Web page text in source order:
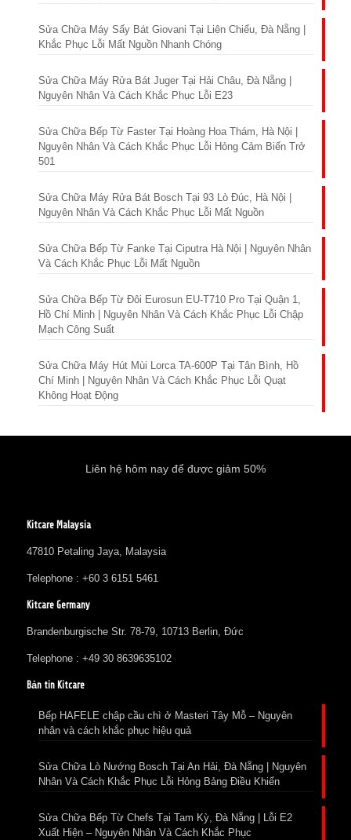
Sửa Chữa Máy Sấy Bát Giovani Tại Liên Chiểu, Đà Nẵng |
Khắc Phục Lỗi Mất Nguồn Nhanh Chóng
Sửa Chữa Máy Rửa Bát Juger Tại Hải Châu, Đà Nẵng |
Nguyên Nhân Và Cách Khắc Phục Lỗi E23
Sửa Chữa Bếp Từ Faster Tại Hoàng Hoa Thám, Hà Nội |
Nguyên Nhân Và Cách Khắc Phục Lỗi Hỏng Cảm Biến Trở
501
Sửa Chữa Máy Rửa Bát Bosch Tại 93 Lò Đúc, Hà Nội |
Nguyên Nhân Và Cách Khắc Phục Lỗi Mất Nguồn
Sửa Chữa Bếp Từ Fanke Tại Ciputra Hà Nội | Nguyên Nhân
Và Cách Khắc Phục Lỗi Mất Nguồn
Sửa Chữa Bếp Từ Đôi Eurosun EU-T710 Pro Tại Quận 1,
Hồ Chí Minh | Nguyên Nhân Và Cách Khắc Phục Lỗi Chập
Mạch Công Suất
Sửa Chữa Máy Hút Mùi Lorca TA-600P Tại Tân Bình, Hồ
Chí Minh | Nguyên Nhân Và Cách Khắc Phục Lỗi Quạt
Không Hoạt Động
Liên hệ hôm nay để được giảm 50%
Kitcare Malaysia
47810 Petaling Jaya, Malaysia
Telephone : +60 3 6151 5461
Kitcare Germany
Brandenburgische Str. 78-79, 10713 Berlin, Đức
Telephone : +49 30 8639635102
Bản tin Kitcare
Bếp HAFELE chập cầu chì ở Masteri Tây Mỗ – Nguyên
nhân và cách khắc phục hiệu quả
Sửa Chữa Lò Nướng Bosch Tại An Hải, Đà Nẵng | Nguyên
Nhân Và Cách Khắc Phục Lỗi Hỏng Bảng Điều Khiển
Sửa Chữa Bếp Từ Chefs Tại Tam Kỳ, Đà Nẵng | Lỗi E2
Xuất Hiện – Nguyên Nhân Và Cách Khắc Phục